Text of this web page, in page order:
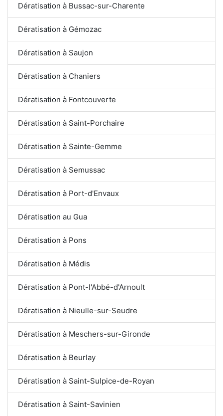
Dératisation à Bussac-sur-Charente
Dératisation à Gémozac
Dératisation à Saujon
Dératisation à Chaniers
Dératisation à Fontcouverte
Dératisation à Saint-Porchaire
Dératisation à Sainte-Gemme
Dératisation à Semussac
Dératisation à Port-d'Envaux
Dératisation au Gua
Dératisation à Pons
Dératisation à Médis
Dératisation à Pont-l'Abbé-d'Arnoult
Dératisation à Nieulle-sur-Seudre
Dératisation à Meschers-sur-Gironde
Dératisation à Beurlay
Dératisation à Saint-Sulpice-de-Royan
Dératisation à Saint-Savinien